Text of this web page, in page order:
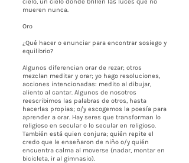
mueren nunca.
Oro
¿Qué hacer o enunciar para encontrar sosiego y
equilibrio?
Algunos diferencian orar de rezar; otros
mezclan meditar y orar; yo hago resoluciones,
acciones intencionadas: medito al dibujar,
aliento al cantar. Algunos de nosotros
reescribimos las palabras de otros, hasta
hacerlas propias; o/y escogemos la poesía para
aprender a orar. Hay seres que transforman lo
religioso en secular o lo secular en religioso.
También está quien conjura; quién repite el
credo que le enseñaron de niño o/y quién
encuentra calma al moverse (nadar, montar en
bicicleta, ir al gimnasio).